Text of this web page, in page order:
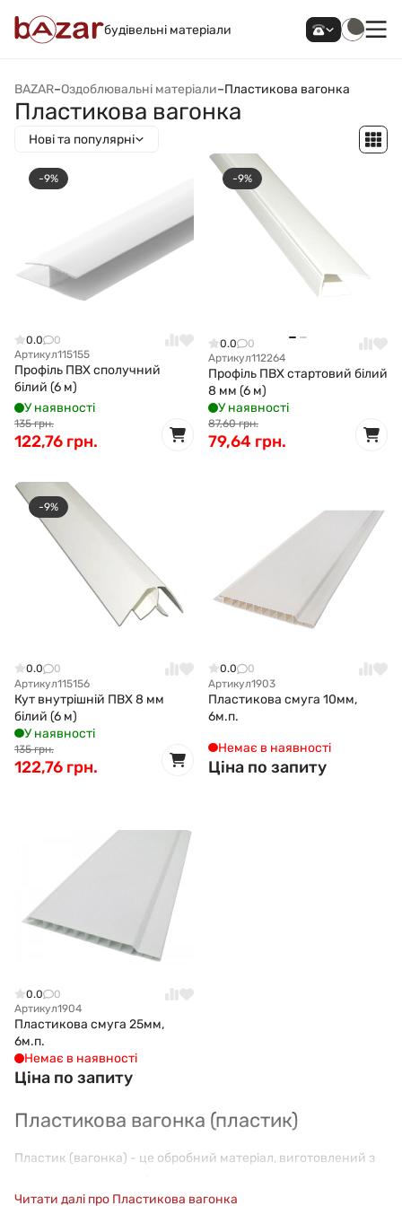
будівельні матеріали
BAZAR–Оздоблювальні матеріали–Пластикова вагонка
Пластикова вагонка
Нові та популярні
-9%
0.0
0
Артикул115155
Профіль ПВХ сполучний
білий (6 м)
У наявності
135 грн.
122,76 грн.
-9%
0.0
0
Артикул112264
Профіль ПВХ стартовий білий
8 мм (6 м)
У наявності
87,60 грн.
79,64 грн.
-9%
0.0
0
Артикул115156
Кут внутрішній ПВХ 8 мм
білий (6 м)
У наявності
135 грн.
122,76 грн.
0.0
0
Артикул1903
Пластикова смуга 10мм,
6м.п.
Немає в наявності
Ціна по запиту
0.0
0
Артикул1904
Пластикова смуга 25мм,
6м.п.
Немає в наявності
Ціна по запиту
Пластикова вагонка (пластик)
Пластик (вагонка) - це обробний матеріал, виготовлений з
екструзії. Цей матеріал може використовуватися як для
Читати далі про Пластикова вагонка